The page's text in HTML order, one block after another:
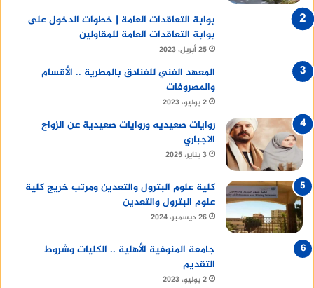
بوابة التعاقدات العامة | خطوات الدخول على
بوابة التعاقدات العامة للمقاولين
25 أبريل، 2023
المعهد الفني للفنادق بالمطرية .. الأقسام
والمصروفات
2 يوليو، 2023
روايات صعيديه وروايات صعيدية عن الزواج
الاجباري
3 يناير، 2025
كلية علوم البترول والتعدين ومرتب خريج كلية
علوم البترول والتعدين
26 ديسمبر، 2024
جامعة المنوفية الأهلية .. الكليات وشروط
التقديم
2 يوليو، 2023